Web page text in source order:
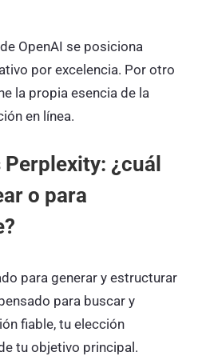
OpenAI se posiciona
por excelencia. Por otro
la propia esencia de la
en línea.
¿cuál
o para
para generar y estructurar
para buscar y
fiable, tu elección
tu objetivo principal.